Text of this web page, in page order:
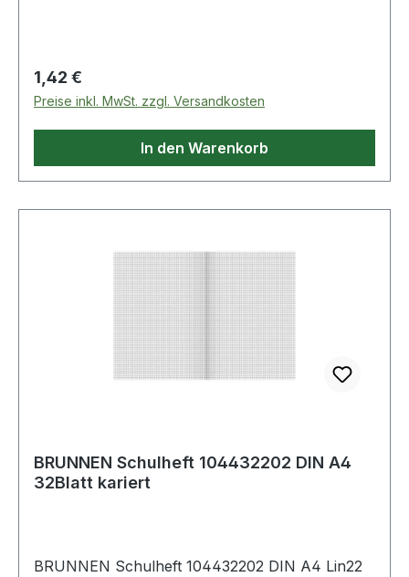
Regulärer Preis:
1,42 €
Preise inkl. MwSt. zzgl. Versandkosten
In den Warenkorb
BRUNNEN Schulheft 104432202 DIN A4
32Blatt kariert
BRUNNEN Schulheft 104432202 DIN A4 Lin22